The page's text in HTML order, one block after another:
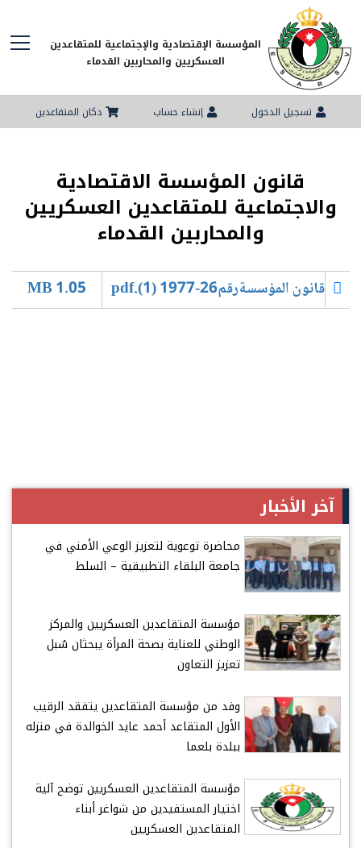
المؤسسة الإقتصادية والإجتماعية للمتقاعدين
العسكريين والمحاربين القدماء
تسجيل الدخول إنشاء حساب دكان المتقاعدين
قانون المؤسسة الاقتصادية
والاجتماعية للمتقاعدين العسكريين
والمحاربين القدماء
قانون المؤسسةرقم26-1977 (1).pdf 1.05 MB
آخر الأخبار
محاضرة توعوية لتعزيز الوعي الأمني في
جامعة البلقاء التطبيقية – السلط
مؤسسة المتقاعدين العسكريين والمركز
الوطني للعناية بصحة المرأة يبحثان سُبل
تعزيز التعاون
وفد من مؤسسة المتقاعدين يتفقد الرقيب
الأول المتقاعد أحمد عايد الخوالدة في منزله
ببلدة بلعما
مؤسسة المتقاعدين العسكريين توضح آلية
اختيار المستفيدين من شواغر أبناء
المتقاعدين العسكريين